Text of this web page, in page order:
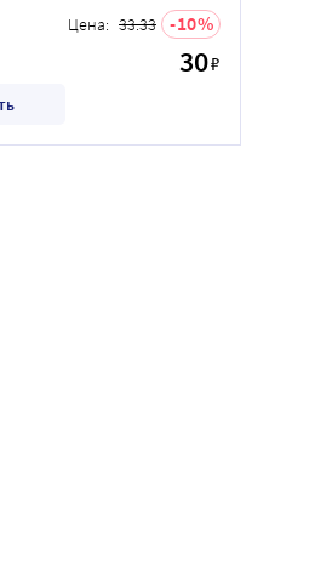
Цена: 33.33 10
30₽